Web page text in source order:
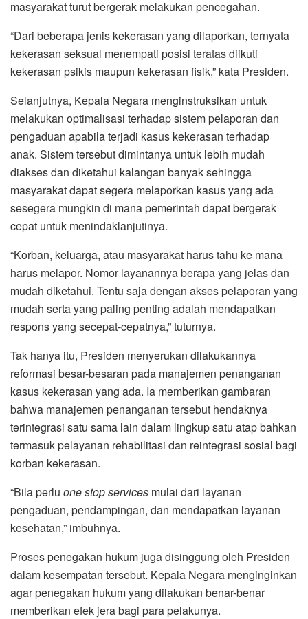
masyarakat turut bergerak melakukan pencegahan.
“Dari beberapa jenis kekerasan yang dilaporkan, ternyata
kekerasan seksual menempati posisi teratas diikuti
kekerasan psikis maupun kekerasan fisik,” kata Presiden.
Selanjutnya, Kepala Negara menginstruksikan untuk
melakukan optimalisasi terhadap sistem pelaporan dan
pengaduan apabila terjadi kasus kekerasan terhadap
anak. Sistem tersebut dimintanya untuk lebih mudah
diakses dan diketahui kalangan banyak sehingga
masyarakat dapat segera melaporkan kasus yang ada
sesegera mungkin di mana pemerintah dapat bergerak
cepat untuk menindaklanjutinya.
“Korban, keluarga, atau masyarakat harus tahu ke mana
harus melapor. Nomor layanannya berapa yang jelas dan
mudah diketahui. Tentu saja dengan akses pelaporan yang
mudah serta yang paling penting adalah mendapatkan
respons yang secepat-cepatnya,” tuturnya.
Tak hanya itu, Presiden menyerukan dilakukannya
reformasi besar-besaran pada manajemen penanganan
kasus kekerasan yang ada. Ia memberikan gambaran
bahwa manajemen penanganan tersebut hendaknya
terintegrasi satu sama lain dalam lingkup satu atap bahkan
termasuk pelayanan rehabilitasi dan reintegrasi sosial bagi
korban kekerasan.
“Bila perlu one stop services mulai dari layanan
pengaduan, pendampingan, dan mendapatkan layanan
kesehatan,” imbuhnya.
Proses penegakan hukum juga disinggung oleh Presiden
dalam kesempatan tersebut. Kepala Negara menginginkan
agar penegakan hukum yang dilakukan benar-benar
memberikan efek jera bagi para pelakunya.